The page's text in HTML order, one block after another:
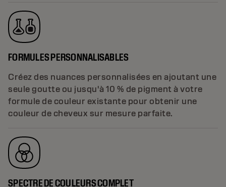
FORMULES PERSONNALISABLES
Créez des nuances personnalisées en ajoutant une
seule goutte ou jusqu'à 10 % de pigment à votre
formule de couleur existante pour obtenir une
couleur de cheveux sur mesure parfaite.
SPECTRE DE COULEURS COMPLET